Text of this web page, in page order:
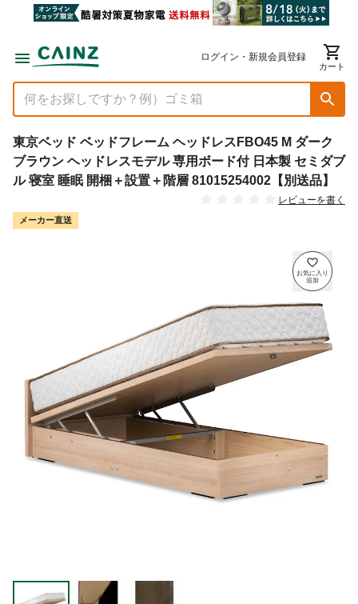
ログイン・新規会員登録
カート
東京ベッド ベッドフレーム ヘッドレスFBO45 M ダーク
ブラウン ヘッドレスモデル 専用ボード付 日本製 セミダブ
ル 寝室 睡眠 開梱＋設置＋階層 81015254002【別送品】
レビューを書く
メーカー直送